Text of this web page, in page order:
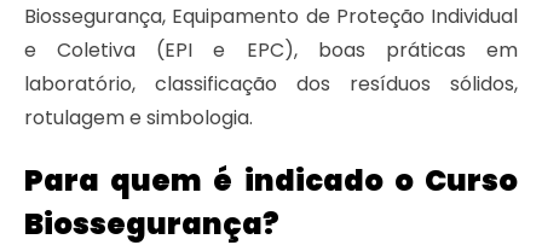
Biossegurança, Equipamento de Proteção Individual
e Coletiva (EPI e EPC), boas práticas em
laboratório, classificação dos resíduos sólidos,
rotulagem e simbologia.
Para quem é indicado o Curso
Biossegurança?